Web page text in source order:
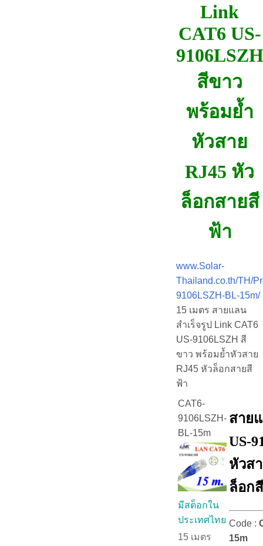
Link
CAT6 US-
9106LSZH
สีขาว
พร้อมย้ำ
หัวสาย
RJ45 หัว
ล็อกสายสี
ฟ้า
www.Solar-
Thailand.co.th/TH/
9106LSZH-BL-15m/
15 เมตร สายแลน
สำเร็จรูป Link CAT6
US-9106LSZH สี
ขาว พร้อมย้ำหัวสาย
RJ45 หัวล็อกสายสี
ฟ้า
CAT6-
9106LSZH-
BL-15m
มีสต็อกใน
ประเทศไทย
15 เมตร
สาย
US-
หัวส
ล็อก
Code :
15m